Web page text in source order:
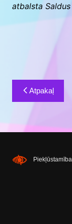
atbalsta
Ziņu
izvēlne
Atpakaļ